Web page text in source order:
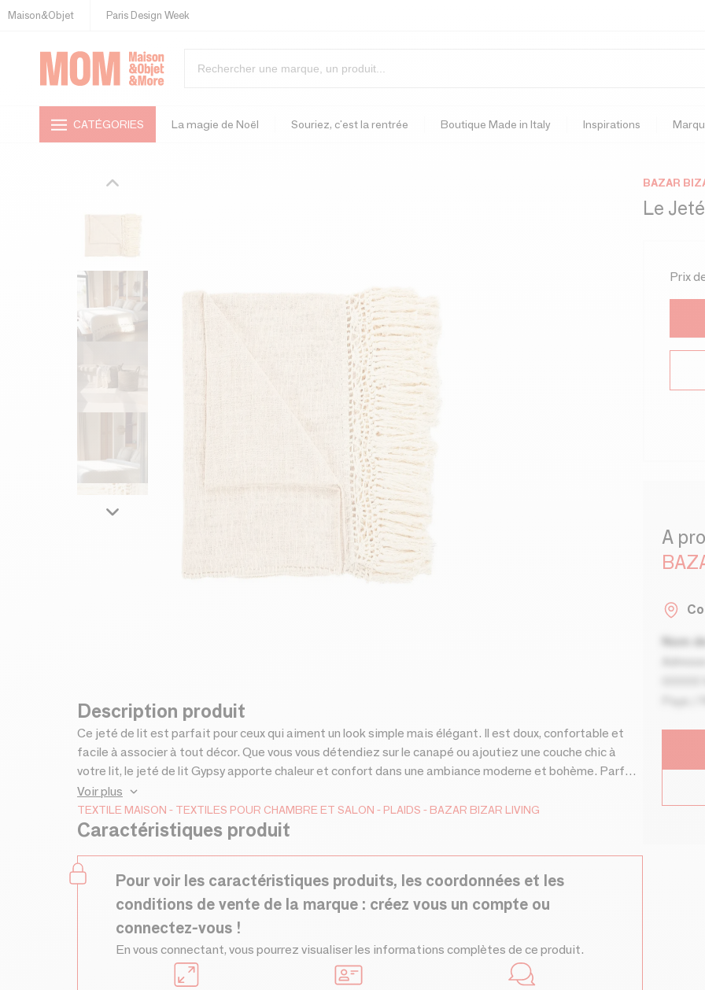
Maison&Objet Paris Design Week
CATÉGORIES La magie de Noël Souriez, c'est la rentrée Boutique Made in Italy Inspirations
Description produit
Ce jeté de lit est parfait pour ceux qui aiment un look simple mais élégant. Il est doux, confortable et
facile à associer à tout décor. Que vous vous détendiez sur le canapé ou ajoutiez une couche chic à
votre lit, le jeté de lit Gypsy apporte chaleur et confort dans une ambiance moderne et bohème. Parfait
pour tous ceux qui souhaitent rendre leur espace accueillant et unique !
Voir plus
TEXTILE MAISON TEXTILES POUR CHAMBRE ET SALON PLAIDS BAZAR BIZAR LIVING
Caractéristiques produit
Pour voir les caractéristiques produits, les coordonnées et les
conditions de vente de la marque : créez vous un compte ou
connectez-vous !
En vous connectant, vous pourrez visualiser les informations complètes de ce produit.
BAZAR
Le
Prix
A
Nom
00000